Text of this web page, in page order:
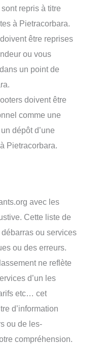
repris à titre
à Pietracorbara.
être reprises
ou vous
un point de
doivent être
comme une
dépôt d’une
Pietracorbara.
avec les
Cette liste de
ou services
ou des erreurs.
ne reflète
d’un les
etc… cet
d’information
ou de les-
compréhension.